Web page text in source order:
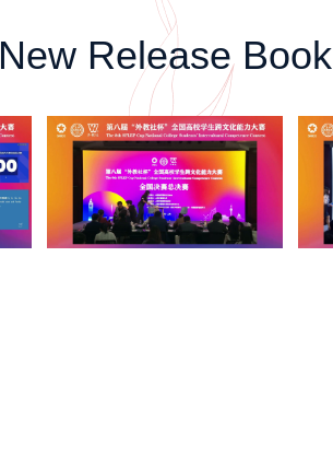
New Release Book